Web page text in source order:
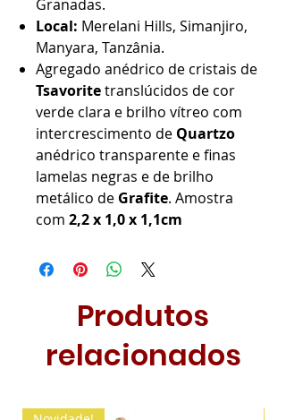
Granadas.
Local: Merelani Hills, Simanjiro,
Manyara, Tanzânia.
Agregado anédrico de cristais de
Tsavoritetranslúcidos de cor
verde clara e brilho vítreo com
intercrescimento de Quartzo
anédrico transparente e finas
lamelas negras e de brilho
metálico de Grafite. Amostra
com 2,2 x 1,0 x 1,1cm
Produtos
relacionados